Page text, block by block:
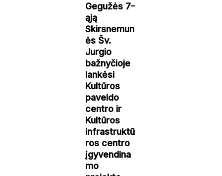
Gegužės 7-
ąją
Skirsnemun
ės Šv.
Jurgio
bažnyčioje
lankėsi
Kultūros
paveldo
centro ir
Kultūros
infrastruktū
ros centro
įgyvendina
mo